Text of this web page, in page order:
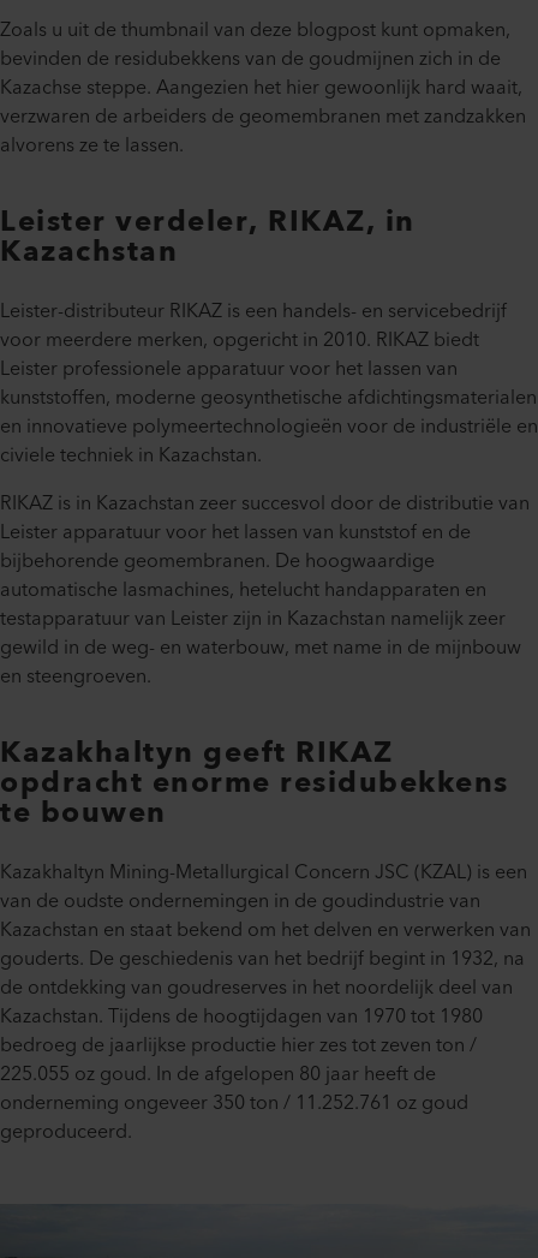
Zoals u uit de thumbnail van deze blogpost kunt opmaken,
bevinden de residubekkens van de goudmijnen zich in de
Kazachse steppe. Aangezien het hier gewoonlijk hard waait,
verzwaren de arbeiders de geomembranen met zandzakken
alvorens ze te lassen.
Leister verdeler, RIKAZ, in
Kazachstan
Leister-distributeur RIKAZ is een handels- en servicebedrijf
voor meerdere merken, opgericht in 2010. RIKAZ biedt
Leister professionele apparatuur voor het lassen van
kunststoffen, moderne geosynthetische afdichtingsmaterialen
en innovatieve polymeertechnologieën voor de industriële en
civiele techniek in Kazachstan.
RIKAZ is in Kazachstan zeer succesvol door de distributie van
Leister apparatuur voor het lassen van kunststof en de
bijbehorende geomembranen. De hoogwaardige
automatische lasmachines, hetelucht handapparaten en
testapparatuur van Leister zijn in Kazachstan namelijk zeer
gewild in de weg- en waterbouw, met name in de mijnbouw
en steengroeven.
Kazakhaltyn geeft RIKAZ
opdracht enorme residubekkens
te bouwen
Kazakhaltyn Mining-Metallurgical Concern JSC (KZAL) is een
van de oudste ondernemingen in de goudindustrie van
Kazachstan en staat bekend om het delven en verwerken van
gouderts. De geschiedenis van het bedrijf begint in 1932, na
de ontdekking van goudreserves in het noordelijk deel van
Kazachstan. Tijdens de hoogtijdagen van 1970 tot 1980
bedroeg de jaarlijkse productie hier zes tot zeven ton /
225.055 oz goud. In de afgelopen 80 jaar heeft de
onderneming ongeveer 350 ton / 11.252.761 oz goud
geproduceerd.